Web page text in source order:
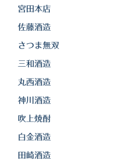
宮田本店
佐藤酒造
さつま無双
三和酒造
丸西酒造
神川酒造
吹上焼酎
白金酒造
田崎酒造